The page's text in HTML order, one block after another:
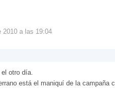
2010 a las 19:04
otro día.
está el maniquí de la campaña